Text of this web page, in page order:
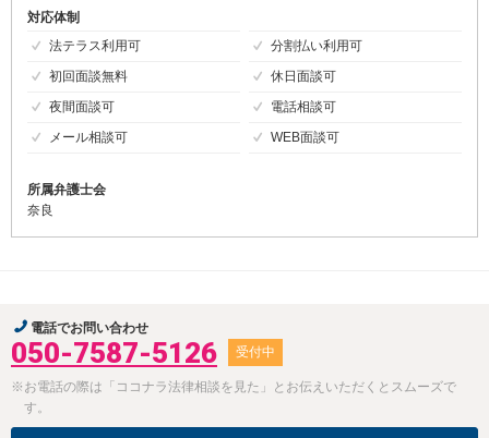
対応体制
法テラス利用可
分割払い利用可
初回面談無料
休日面談可
夜間面談可
電話相談可
メール相談可
WEB面談可
所属弁護士会
奈良
電話でお問い合わせ
050-7587-5126 受付中
※お電話の際は「ココナラ法律相談を見た」とお伝えいただくとスムーズで
す。